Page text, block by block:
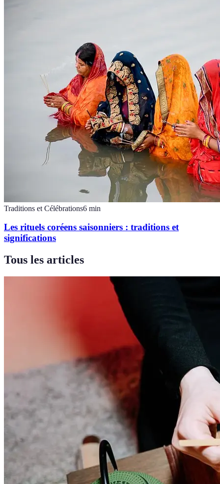
Traditions et Célébrations6 min
Les rituels coréens saisonniers : traditions et
significations
Tous les articles